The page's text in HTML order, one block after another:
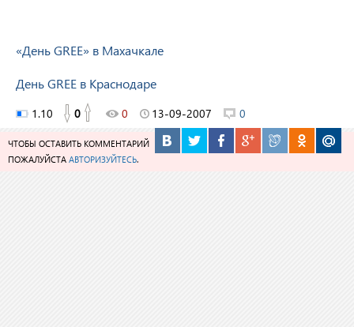
«День GREE» в Махачкале
День GREE в Краснодаре
1.10 0 0 13-09-2007 0
ЧТОБЫ ОСТАВИТЬ КОММЕНТАРИЙ
ПОЖАЛУЙСТА АВТОРИЗУЙТЕСЬ.